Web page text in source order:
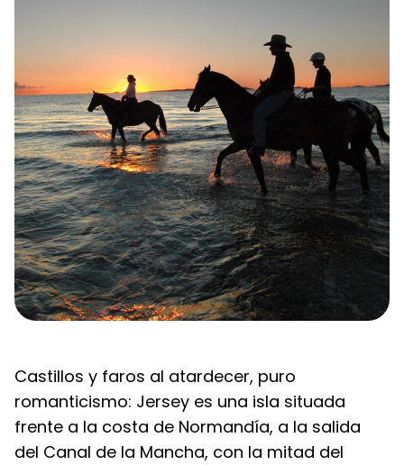
Castillos y faros al atardecer, puro
romanticismo: Jersey es una isla situada
frente a la costa de Normandía, a la salida
del Canal de la Mancha, con la mitad del